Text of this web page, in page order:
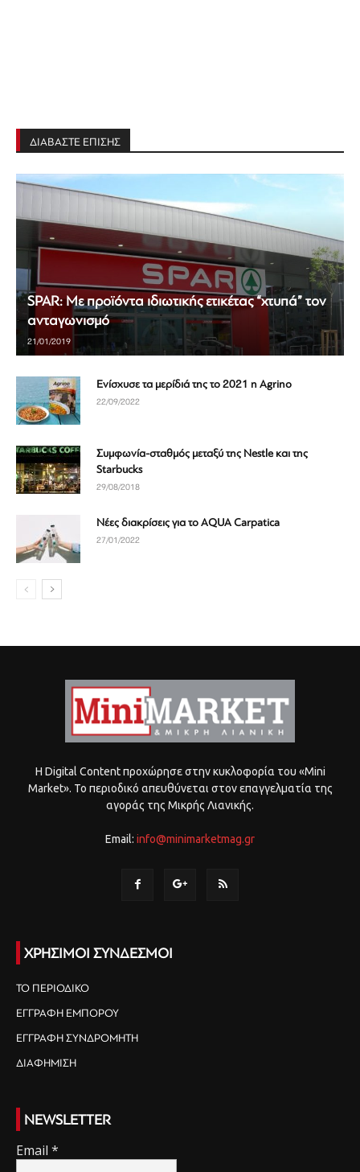
ΔΙΑΒΑΣΤΕ ΕΠΙΣΗΣ
SPAR: Με προϊόντα ιδιωτικής ετικέτας “χτυπά” τον
ανταγωνισμό
21/01/2019
Ενίσχυσε τα μερίδιά της το 2021 η Agrino
22/09/2022
Συμφωνία-σταθμός μεταξύ της Nestle και της
Starbucks
29/08/2018
Νέες διακρίσεις για το AQUA Carpatica
27/01/2022
Η Digital Content προχώρησε στην κυκλοφορία του «Mini
Market». Το περιοδικό απευθύνεται στον επαγγελματία της
αγοράς της Μικρής Λιανικής.
Email: info@minimarketmag.gr
ΧΡΗΣΙΜΟΙ ΣΥΝΔΕΣΜΟΙ
ΤΟ ΠΕΡΙΟΔΙΚΟ
ΕΓΓΡΑΦΗ ΕΜΠΟΡΟΥ
ΕΓΓΡΑΦΗ ΣΥΝΔΡΟΜΗΤΗ
ΔΙΑΦΗΜΙΣΗ
NEWSLETTER
Email *